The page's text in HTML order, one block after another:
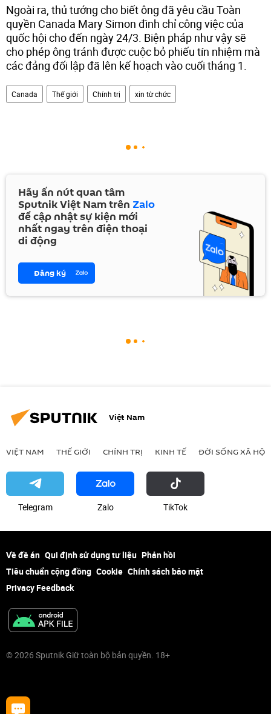
Ngoài ra, thủ tướng cho biết ông đã yêu cầu Toàn
quyền Canada Mary Simon đình chỉ công việc của
quốc hội cho đến ngày 24/3. Biện pháp như vậy sẽ
cho phép ông tránh được cuộc bỏ phiếu tín nhiệm mà
các đảng đối lập đã lên kế hoạch vào cuối tháng 1.
Canada Thế giới Chính trị xin từ chức
Hãy ấn nút quan tâm
Sputnik Việt Nam trên Zalo
để cập nhật sự kiện mới
nhất ngay trên điện thoại
di động
Đăng ký
Việt Nam
VIỆT NAM THẾ GIỚI CHÍNH TRỊ KINH TẾ ĐỜI SỐNG XÃ HỘI
Telegram Zalo ТikТоk
Về đề án Qui định sử dụng tư liệu Phản hồi
Tiêu chuẩn cộng đồng Cookie Chính sách bảo mật
Privacy Feedback
© 2026 Sputnik Giữ toàn bộ bản quyền. 18+